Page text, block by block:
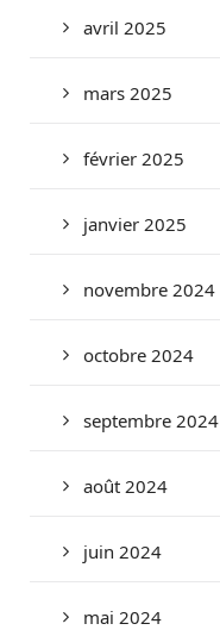
avril 2025
mars 2025
février 2025
janvier 2025
novembre 2024
octobre 2024
septembre 2024
août 2024
juin 2024
mai 2024